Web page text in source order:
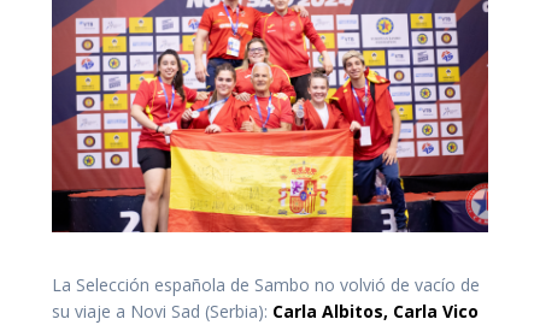
La Selección española de Sambo no volvió de vacío de
su viaje a Novi Sad (Serbia): Carla Albitos, Carla Vico